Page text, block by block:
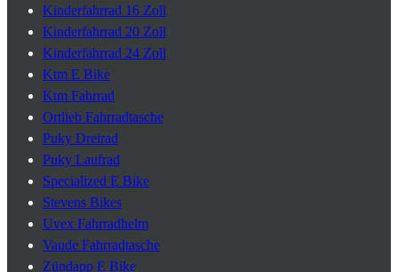
Kinderfahrrad 16 Zoll
Kinderfahrrad 20 Zoll
Kinderfahrrad 24 Zoll
Ktm E Bike
Ktm Fahrrad
Ortlieb Fahrradtasche
Puky Dreirad
Puky Laufrad
Specialized E Bike
Stevens Bikes
Uvex Fahrradhelm
Vaude Fahrradtasche
Zündapp E Bike